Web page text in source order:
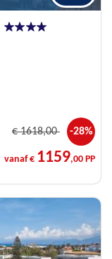
€1618,00 -28%
vanaf € 1159,00 PP